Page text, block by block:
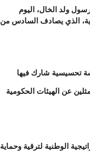
ولد الخال، اليوم
الذي يصادف السادس من
تحسيسية شارك فيها
عن الهيئات الحكومية
الوطنية لترقية وحماية